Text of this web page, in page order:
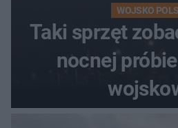
WOJSKO
Taki sprzęt
nocnej